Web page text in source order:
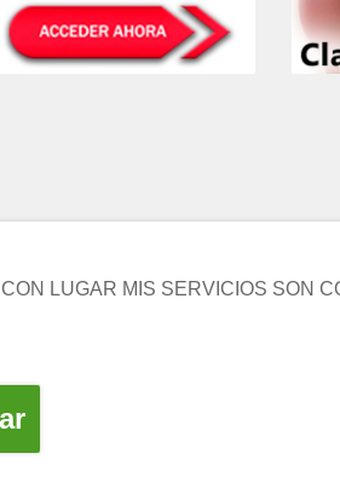
LUGAR MIS SERVICIOS SON